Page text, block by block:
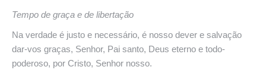
Tempo de graça e de libertação
Na verdade é justo e necessário, é nosso dever e salvação
dar-vos graças, Senhor, Pai santo, Deus eterno e todo-
poderoso, por Cristo, Senhor nosso.